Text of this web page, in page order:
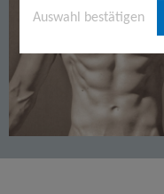
Auswahl bestätigen